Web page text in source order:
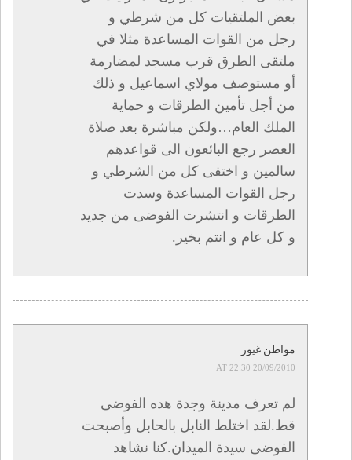
بعض الملتقيات كل من شرطي و
رجل من القوات المساعدة مثلا في
ملتقى الطرق قرب مسجد لمضارمة
أو مستوصف مولاي اسماعيل و ذلك
من أجل تأمين الطرقات و حماية
الملك العام…ولكن مباشرة بعد صلاة
العصر رجع البائعون الى قواعدهم
سالمين و اختفى كل من الشرطي و
رجل القوات المساعدة وسدت
الطرقات و انتشرت الفوضى من جديد
و كل عام و انتم بخير.
مواطن غيور
20/09/2010 AT 22:30
لم تعرف مدينة وجدة هده الفوضى
قط.لقد اختلط النابل بالحابل وأصبحت
الفوضى سيدة الميدان.كنا نشاهد